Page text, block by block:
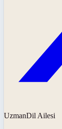
UzmanDil Ailesi